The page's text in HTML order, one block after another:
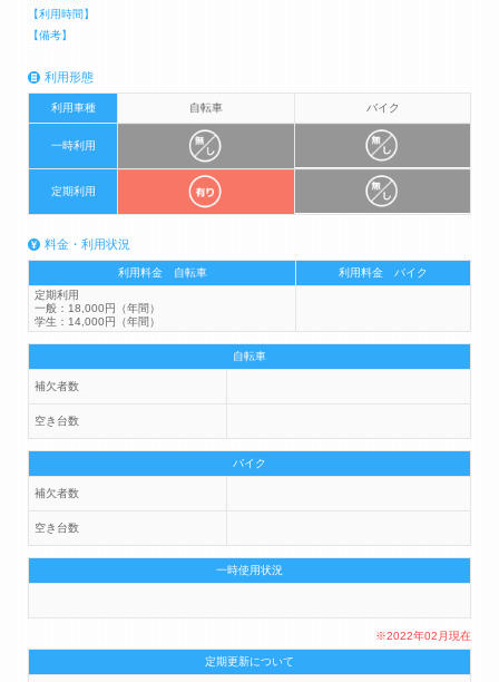
【利用時間】
【備考】
利用形態
利用車種 自転車 バイク
一時利用
定期利用
料金・利用状況
利用料金 自転車
利用料金 バイク
定期利用
一般：18,000円（年間）
学生：14,000円（年間）
自転車
補欠者数
空き台数
バイク
補欠者数
空き台数
一時使用状況
※2022年02月現在
定期更新について